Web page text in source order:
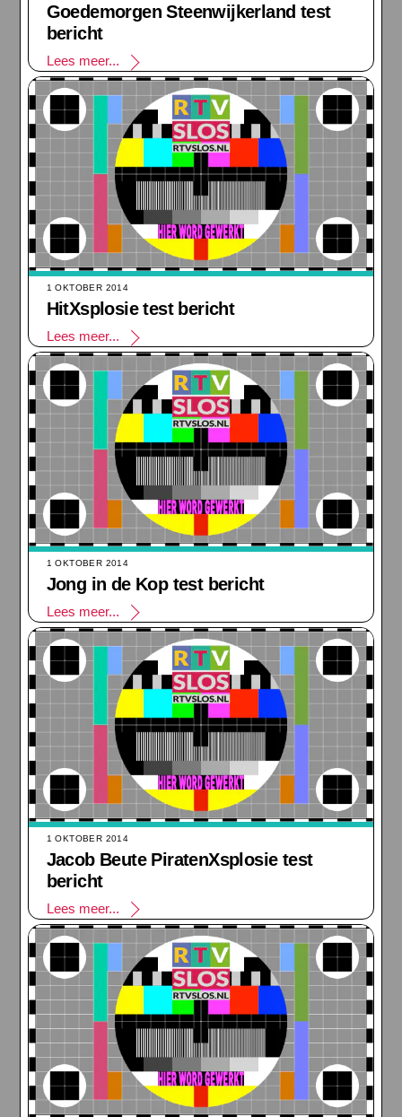
Goedemorgen Steenwijkerland test
bericht
Lees meer...
1 OKTOBER 2014
HitXsplosie test bericht
Lees meer...
1 OKTOBER 2014
Jong in de Kop test bericht
Lees meer...
1 OKTOBER 2014
Jacob Beute PiratenXsplosie test
bericht
Lees meer...